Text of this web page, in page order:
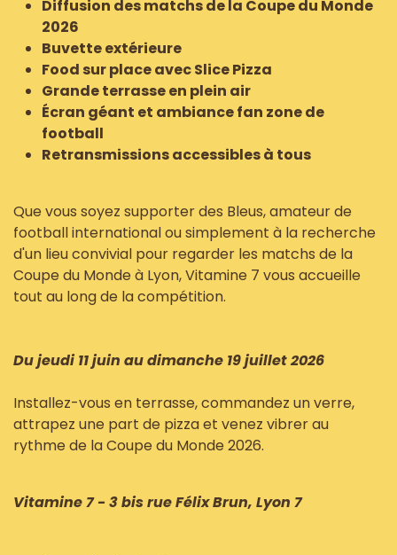
Diffusion des matchs de la Coupe du Monde
2026
Buvette extérieure
Food sur place avec Slice Pizza
Grande terrasse en plein air
Écran géant et ambiance fan zone de
football
Retransmissions accessibles à tous
Que vous soyez supporter des Bleus, amateur de
football international ou simplement à la recherche
d'un lieu convivial pour regarder les matchs de la
Coupe du Monde à Lyon, Vitamine 7 vous accueille
tout au long de la compétition.
Du jeudi 11 juin au dimanche 19 juillet 2026
Installez-vous en terrasse, commandez un verre,
attrapez une part de pizza et venez vibrer au
rythme de la Coupe du Monde 2026.
Vitamine 7 - 3 bis rue Félix Brun, Lyon 7